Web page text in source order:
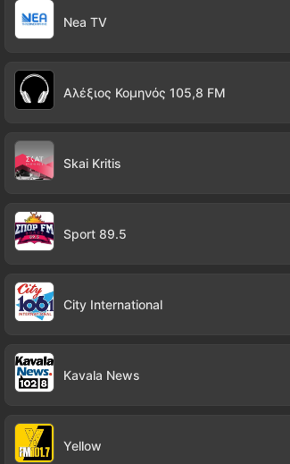
Nea TV
Αλέξιος Κομηνός 105,8 FM
Skai Kritis
Sport 89.5
City International
Kavala News
Yellow